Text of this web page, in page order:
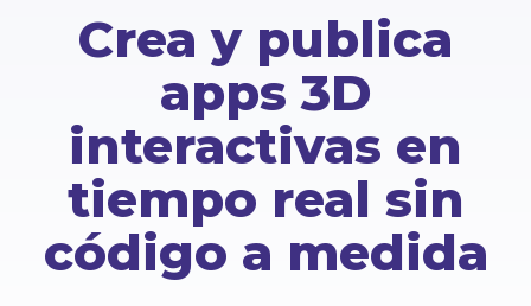
Crea y publica
apps 3D
interactivas en
tiempo real sin
código a medida